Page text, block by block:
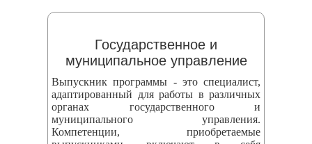
Государственное и
муниципальное управление
Выпускник программы - это специалист,
адаптированный для работы в различных
органах государственного и
муниципального управления.
Компетенции, приобретаемые